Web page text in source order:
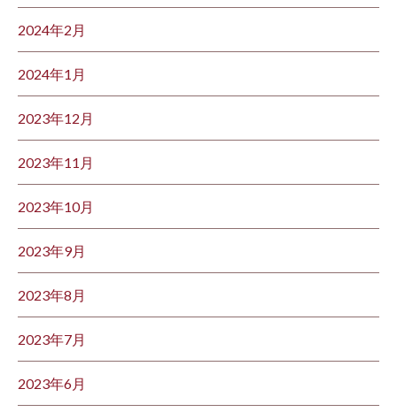
2024年2月
2024年1月
2023年12月
2023年11月
2023年10月
2023年9月
2023年8月
2023年7月
2023年6月